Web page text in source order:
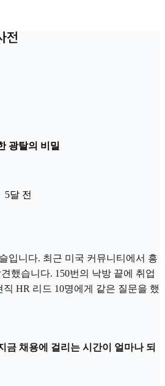
광탈의 비밀
5달 전
입니다. 최근 미국 커뮤니티에서 흥
했습니다. 150번의 낙방 끝에 취업
HR 리드 10명에게 같은 질문을 했
금 채용에 걸리는 시간이 얼마나 되